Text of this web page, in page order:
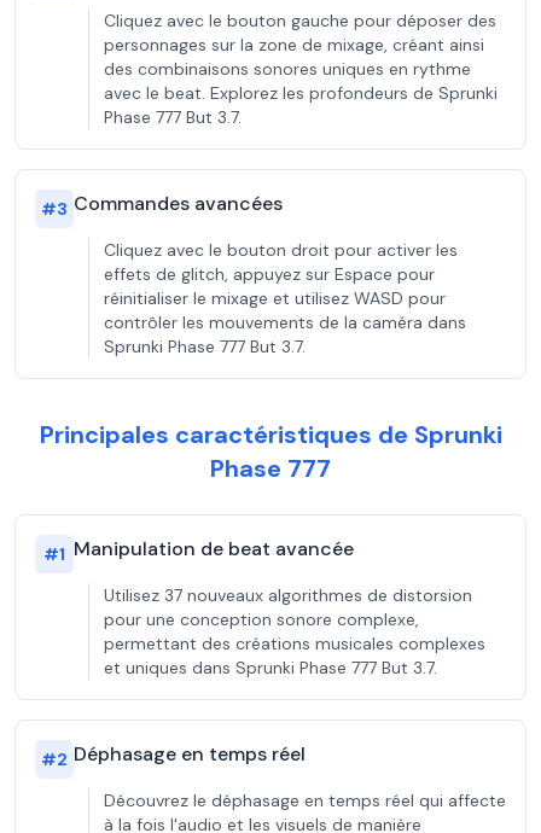
Cliquez avec le bouton gauche pour déposer des
personnages sur la zone de mixage, créant ainsi
des combinaisons sonores uniques en rythme
avec le beat. Explorez les profondeurs de Sprunki
Phase 777 But 3.7.
#3 Commandes avancées
Cliquez avec le bouton droit pour activer les
effets de glitch, appuyez sur Espace pour
réinitialiser le mixage et utilisez WASD pour
contrôler les mouvements de la caméra dans
Sprunki Phase 777 But 3.7.
Principales caractéristiques de Sprunki
Phase 777
#1 Manipulation de beat avancée
Utilisez 37 nouveaux algorithmes de distorsion
pour une conception sonore complexe,
permettant des créations musicales complexes
et uniques dans Sprunki Phase 777 But 3.7.
#2 Déphasage en temps réel
Découvrez le déphasage en temps réel qui affecte
à la fois l'audio et les visuels de manière